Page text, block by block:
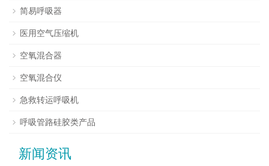
简易呼吸器
医用空气压缩机
空氧混合器
空氧混合仪
急救转运呼吸机
呼吸管路硅胶类产品
新闻资讯